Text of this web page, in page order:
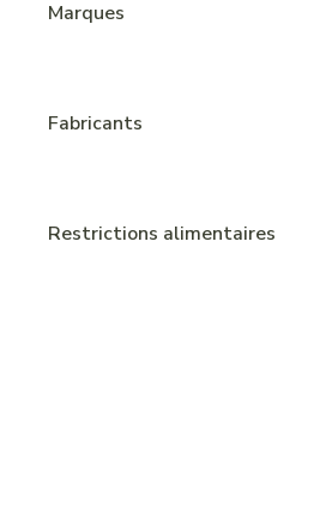
Marques
Fabricants
Restrictions alimentaires